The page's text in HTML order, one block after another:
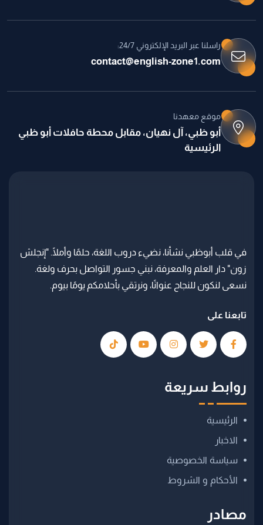
راسلنا عبر البريد الإلكتروني 24/7:
contact@english-zone1.com
موقع معهدنا
أبو ظبي، آل نهيان، مقابل محطة حافلات أبو ظبي
الرئيسية
في قلب أبوظبي نشأنا، نضيء دروب اللغة، حلمًا وأملًا. "إنجلش
زون" دار العلم والمعرفة، نبني جسور التواصل بحرف ولغة.
نسعى لنكون للنجاح عنوانًا، ونرتقي بأحلامكم يومًا بيوم.
تابعنا على
روابط سريعة
الرئيسية
الاخبار
سياسة الخصوصية
الأحكام و الشروط
مصادر